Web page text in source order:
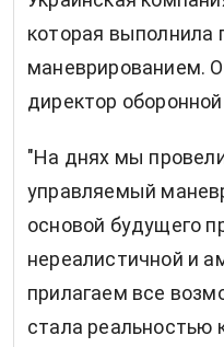
которая выполнила
маневрированием.
директор
"На днях мы
управляемый
основой будущего
нереалистичной и
прилагаем все
стала реальностью